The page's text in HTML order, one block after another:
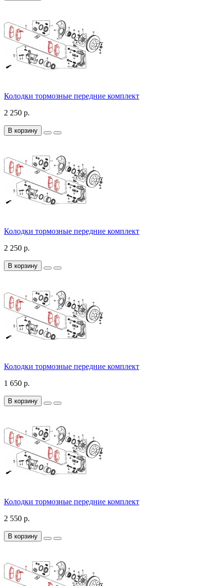
Колодки тормозные передние комплект
2 250 р.
В корзину
Колодки тормозные передние комплект
2 250 р.
В корзину
Колодки тормозные передние комплект
1 650 р.
В корзину
Колодки тормозные передние комплект
2 550 р.
В корзину